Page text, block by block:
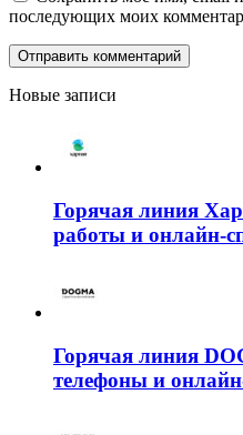
последующих моих
Новые записи
Горячая линия
работы и онлайн-
Горячая линия
телефоны и